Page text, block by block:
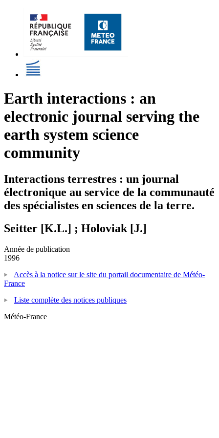
Earth interactions : an
electronic journal serving the
earth system science
community
Interactions terrestres : un journal
électronique au service de la communauté
des spécialistes en sciences de la terre.
Seitter [K.L.] ; Holoviak [J.]
Année de publication
1996
Accès à la notice sur le site du portail documentaire de Météo-
France
Liste complète des notices publiques
Météo-France